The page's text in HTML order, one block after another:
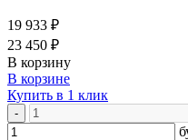
19 933 ₽
23 450 ₽
В корзину
В корзине
Купить в 1 клик
-